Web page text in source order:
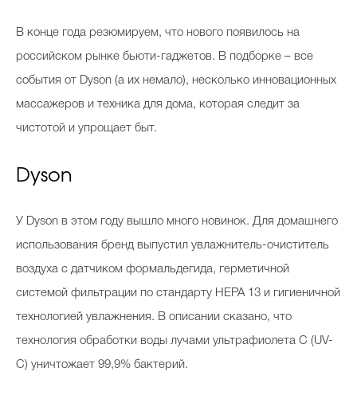
В конце года резюмируем, что нового появилось на
российском рынке бьюти-гаджетов. В подборке – все
события от Dyson (а их немало), несколько инновационных
массажеров и техника для дома, которая следит за
чистотой и упрощает быт.
Dyson
У Dyson в этом году вышло много новинок. Для домашнего
использования бренд выпустил увлажнитель-очиститель
воздуха с датчиком формальдегида, герметичной
системой фильтрации по стандарту HEPA 13 и гигиеничной
технологией увлажнения. В описании сказано, что
технология обработки воды лучами ультрафиолета C (UV-
C) уничтожает 99,9% бактерий.